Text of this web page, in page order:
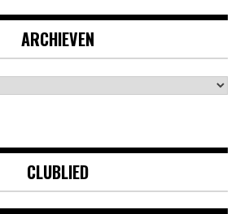
ARCHIEVEN
CLUBLIED